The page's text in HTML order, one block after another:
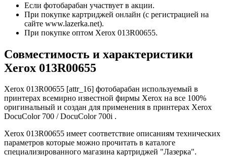
Если фотобарабан участвует в акции.
При покупке картриджей онлайн (с регистрацией на
сайте www.lazerka.net).
При покупке оптом Xerox 013R00655.
Совместимость и характеристики
Xerox 013R00655
Xerox 013R00655 [attr_16] фотобарабан используемый в
принтерах всемирно известной фирмы Xerox на все 100%
оригинальный и создан для применения в принтерах Xerox
DocuColor 700 / DocuColor 700i .
Xerox 013R00655 имеет соответствие описаниям технических
параметров которые можно прочитать в каталоге
специализированного магазина картриджей "Лазерка".